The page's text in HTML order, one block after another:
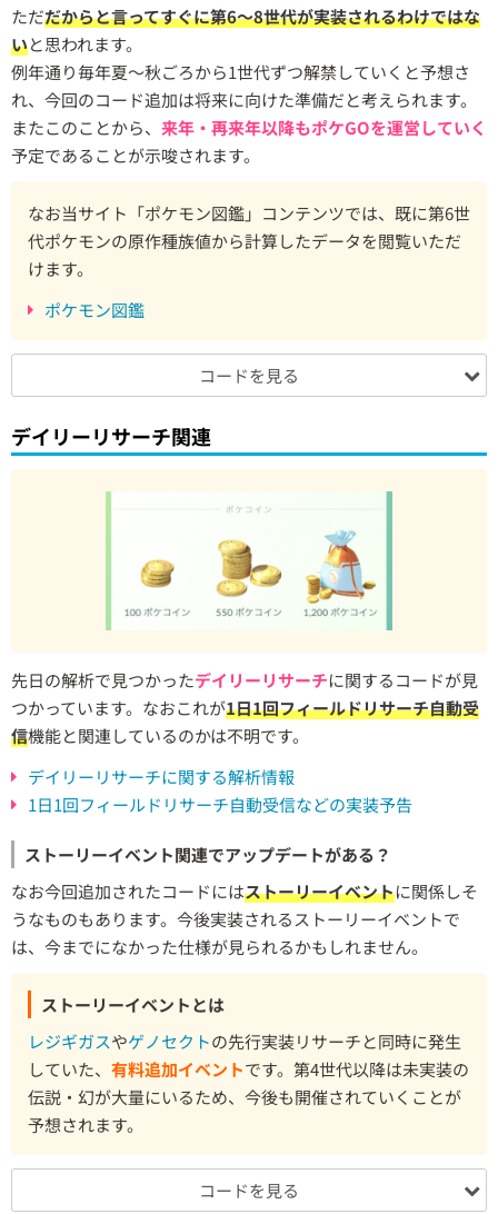
ただだからと言ってすぐに第6〜8世代が実装されるわけではな
いと思われます。
例年通り毎年夏〜秋ごろから1世代ずつ解禁していくと予想さ
れ、今回のコード追加は将来に向けた準備だと考えられます。
またこのことから、 来年・再来年以降もポケGOを運営していく
予定であることが示唆されます。
なお当サイト「ポケモン図鑑」コンテンツでは、既に第6世
代ポケモンの原作種族値から計算したデータを閲覧いただ
けます。
ポケモン図鑑
コードを見る
デイリーリサーチ関連
先日の解析で見つかったデイリーリサーチに関するコードが見
つかっています。なおこれが1日1回フィールドリサーチ自動受
信機能と関連しているのかは不明です。
デイリーリサーチに関する解析情報
1日1回フィールドリサーチ自動受信などの実装予告
ストーリーイベント関連でアップデートがある？
なお今回追加されたコードにはストーリーイベントに関係しそ
うなものもあります。今後実装されるストーリーイベントで
は、今までになかった仕様が見られるかもしれません。
ストーリーイベントとは
レジギガスやゲノセクトの先行実装リサーチと同時に発生
していた、 有料追加イベントです。第4世代以降は未実装の
伝説・幻が大量にいるため、今後も開催されていくことが
予想されます。
コードを見る